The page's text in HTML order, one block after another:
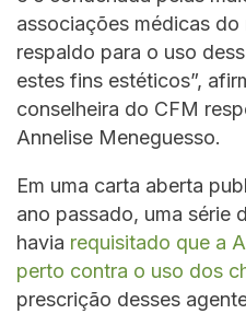
associações médicas
respaldo para o uso
estes fins estéticos”,
conselheira do CFM
Annelise Meneguesso.
Em uma carta aberta
ano passado, uma série
havia requisitado que a
perto contra o uso dos
prescrição desses